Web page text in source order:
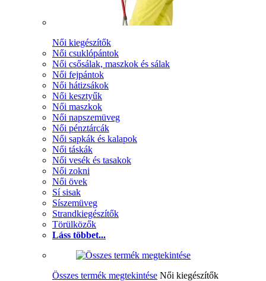
Női kiegészítők
Női csuklópántok
Női csősálak, maszkok és sálak
Női fejpántok
Női hátizsákok
Női kesztyűk
Női maszkok
Női napszemüveg
Női pénztárcák
Női sapkák és kalapok
Női táskák
Női vesék és tasakok
Női zokni
Női övek
Sí sisak
Síszemüveg
Strandkiegészítők
Törülközők
Láss többet...
Összes termék megtekintése Női kiegészítők